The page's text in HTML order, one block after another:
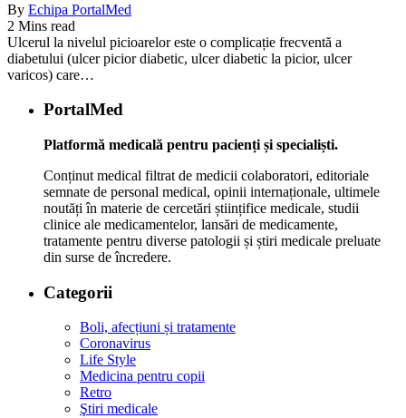
By Echipa PortalMed
2 Mins read
Ulcerul la nivelul picioarelor este o complicație frecventă a
diabetului (ulcer picior diabetic, ulcer diabetic la picior, ulcer
varicos) care…
PortalMed
Platformă medicală pentru pacienți și specialiști.
Conținut medical filtrat de medicii colaboratori, editoriale
semnate de personal medical, opinii internaționale, ultimele
noutăți în materie de cercetări științifice medicale, studii
clinice ale medicamentelor, lansări de medicamente,
tratamente pentru diverse patologii și știri medicale preluate
din surse de încredere.
Categorii
Boli, afecțiuni și tratamente
Coronavirus
Life Style
Medicina pentru copii
Retro
Ştiri medicale